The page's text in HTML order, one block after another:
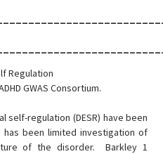
Regulation
GWAS Consortium.
regulation (DESR) have been
has been limited investigation of
of the disorder. Barkley 1